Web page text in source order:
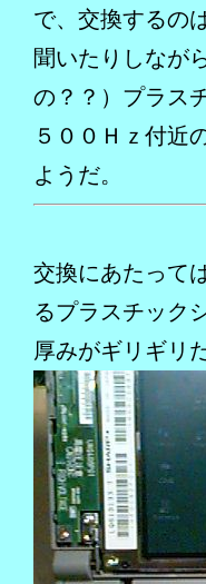
で、交換するの
聞いたりしなが
の？？）プラス
５００Ｈｚ付近
ようだ。
交換にあたって
るプラスチック
厚みがギリギリ